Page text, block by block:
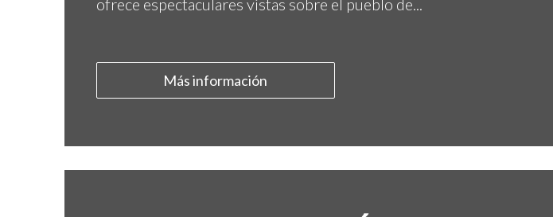
ofrece espectaculares vistas sobre el pueblo de...
Más información